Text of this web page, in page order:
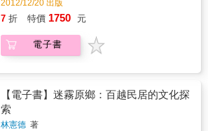
述，同時進行原住民主權觀的建構。
2012/12/20 出版
7 折 特價 1750 元
電子書
【電子書】迷霧原鄉：百越民居的文化探
索
林憲德 著